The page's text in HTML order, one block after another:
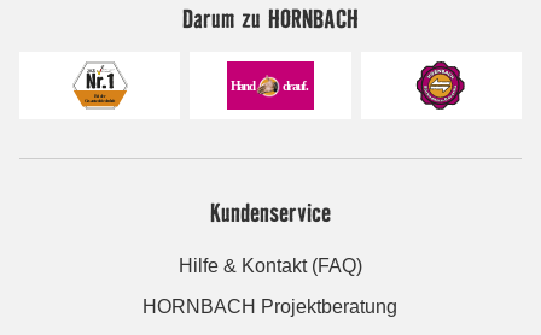
Darum zu HORNBACH
Kundenservice
Hilfe & Kontakt (FAQ)
HORNBACH Projektberatung